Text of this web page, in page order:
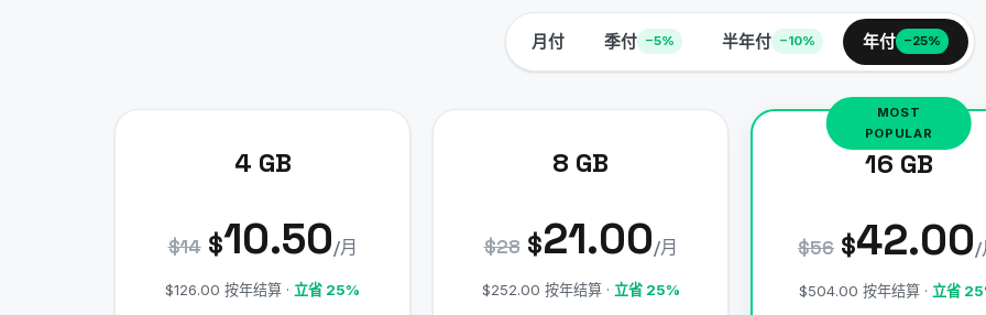
月付 季付 −5% 半年付 −10% 年付 −25%
4 GB
$14 $10.50/月
$126.00 按年结算 · 立省 25%
8 GB
$28 $21.00/月
$252.00 按年结算 · 立省 25%
16 GB
$56 $42.00/
$504.00 按年结算 · 立省